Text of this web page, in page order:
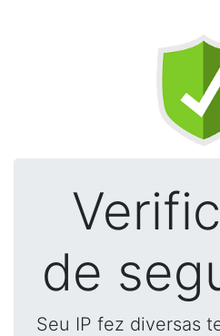
de
Seu IP fez diversas